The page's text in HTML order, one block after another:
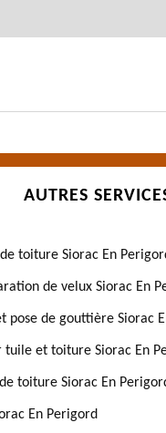
AUTRES
toiture Siorac En
de velux Siorac En
pose de gouttière Siorac
tuile et toiture Siorac En
toiture Siorac En
En Perigord